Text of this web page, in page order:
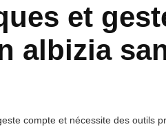
et
albizia
compte et nécessite des outils